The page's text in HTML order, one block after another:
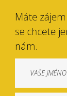
Máte
se chcete
nám.